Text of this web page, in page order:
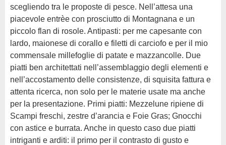
scegliendo tra le proposte di pesce. Nell’attesa una
piacevole entrèe con prosciutto di Montagnana e un
piccolo flan di rosole. Antipasti: per me capesante con
lardo, maionese di corallo e filetti di carciofo e per il mio
commensale millefoglie di patate e mazzancolle. Due
piatti ben architettati nell’assemblaggio degli elementi e
nell’accostamento delle consistenze, di squisita fattura e
attenta ricerca, non solo per le materie usate ma anche
per la presentazione. Primi piatti: Mezzelune ripiene di
Scampi freschi, zestre d’arancia e Foie Gras; Gnocchi
con astice e burrata. Anche in questo caso due piatti
intriganti e arditi: il primo per il contrasto di gusto e